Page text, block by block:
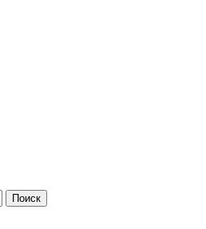
Поиск